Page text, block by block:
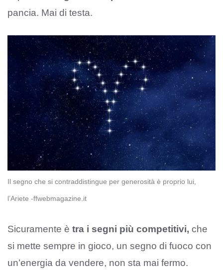
pancia. Mai di testa.
Il segno che si contraddistingue per generosità è proprio lui,
l’Ariete -ffwebmagazine.it
Sicuramente è tra i segni più competitivi, che
si mette sempre in gioco, un segno di fuoco con
un’energia da vendere, non sta mai fermo.